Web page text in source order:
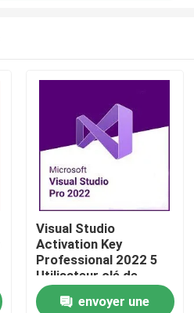
Visual Studio
Activation Key
Professional 2022 5
Utilisateur clé de
licence à vie
envoyer une